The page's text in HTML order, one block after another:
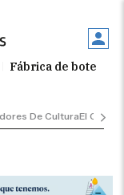
Fábrica de botellas
De CulturaEl Censo